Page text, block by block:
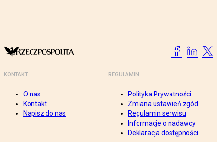
KONTAKT
O nas
Kontakt
Napisz do nas
REGULAMIN
Polityka Prywatności
Zmiana ustawień zgód
Regulamin serwisu
Informacje o nadawcy
Deklaracja dostępności